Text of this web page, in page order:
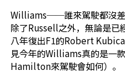
Williams──誰來駕駛都沒差
除了Russell之外，無論是
八年復出F1的Robert
見今年的Williams真的是一
Hamilton來駕駛會如何）。